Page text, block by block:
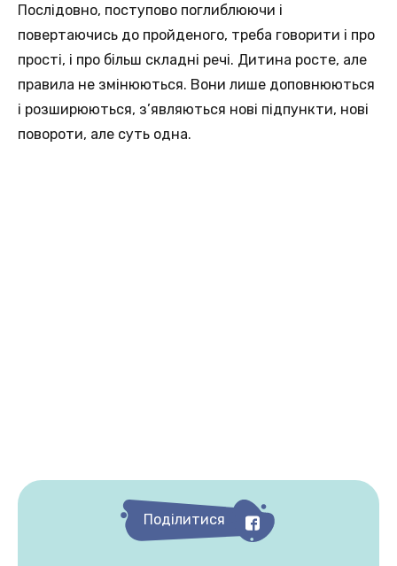
Послідовно, поступово поглиблюючи і
повертаючись до пройденого, треба говорити і про
прості, і про більш складні речі. Дитина росте, але
правила не змінюються. Вони лише доповнюються
і розширюються, з’являються нові підпункти, нові
повороти, але суть одна.
Поділитися